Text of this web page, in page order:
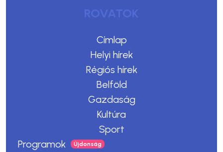
ROVATOK
Címlap
Helyi hírek
Régiós hírek
Belföld
Gazdaság
Kultúra
Sport
Programok